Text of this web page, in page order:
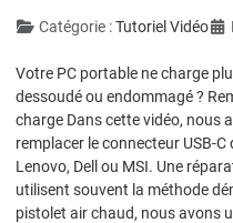
DétailsCatégorie :Tutoriel Vidéo
Votre PC portable ne charge
dessoudé ou endommagé ?
charge Dans cette vidéo, nous
remplacer le connecteur USB-
Lenovo, Dell ou MSI. Une
utilisent souvent la méthode
pistolet air chaud, nous avons